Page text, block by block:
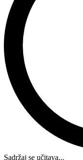
Sadržaj se učitava...